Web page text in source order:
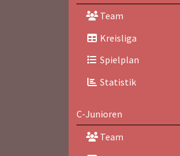
Team
Kreisliga
Spielplan
Statistik
C-Junioren
Team